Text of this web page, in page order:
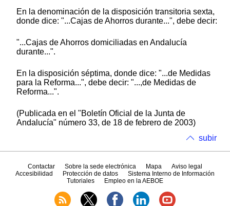
En la denominación de la disposición transitoria sexta,
donde dice: "...Cajas de Ahorros durante...", debe decir:
"...Cajas de Ahorros domiciliadas en Andalucía
durante...".
En la disposición séptima, donde dice: "...de Medidas
para la Reforma...", debe decir: "...,de Medidas de
Reforma...".
(Publicada en el "Boletín Oficial de la Junta de
Andalucía" número 33, de 18 de febrero de 2003)
subir
Contactar Sobre la sede electrónica Mapa
Aviso legal
Accesibilidad
Protección de datos
Sistema Interno de Información
Tutoriales
Empleo en la AEBOE